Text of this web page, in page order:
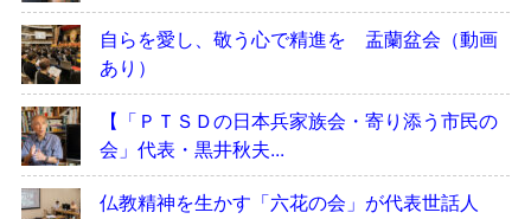
自らを愛し、敬う心で精進を 盂蘭盆会（動画
あり）
【「ＰＴＳＤの日本兵家族会・寄り添う市民の
会」代表・黒井秋夫...
仏教精神を生かす「六花の会」が代表世話人